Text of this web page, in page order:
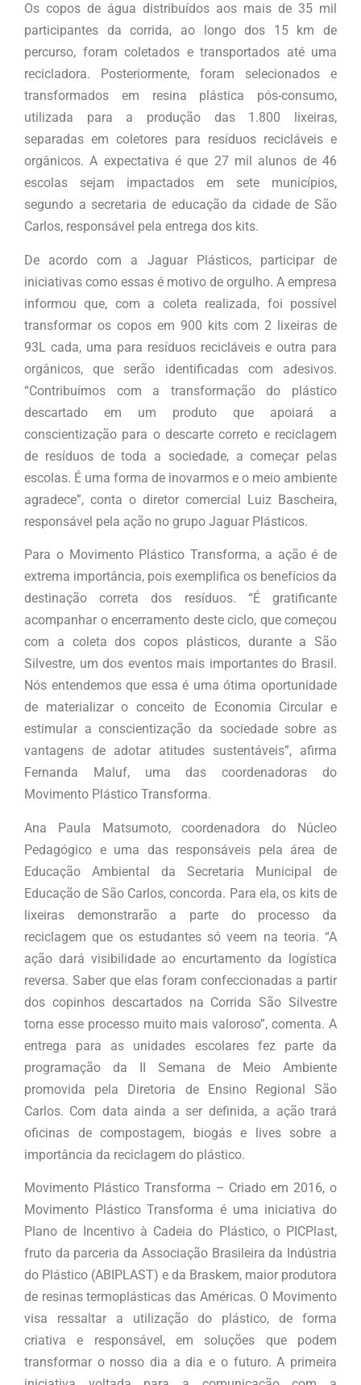
Os copos de água distribuídos aos mais de 35 mil
participantes da corrida, ao longo dos 15 km de
percurso, foram coletados e transportados até uma
recicladora. Posteriormente, foram selecionados e
transformados em resina plástica pós-consumo,
utilizada para a produção das 1.800 lixeiras,
separadas em coletores para resíduos recicláveis e
orgânicos. A expectativa é que 27 mil alunos de 46
escolas sejam impactados em sete municípios,
segundo a secretaria de educação da cidade de São
Carlos, responsável pela entrega dos kits.
De acordo com a Jaguar Plásticos, participar de
iniciativas como essas é motivo de orgulho. A empresa
informou que, com a coleta realizada, foi possível
transformar os copos em 900 kits com 2 lixeiras de
93L cada, uma para resíduos recicláveis e outra para
orgânicos, que serão identificadas com adesivos.
“Contribuímos com a transformação do plástico
descartado em um produto que apoiará a
conscientização para o descarte correto e reciclagem
de resíduos de toda a sociedade, a começar pelas
escolas. É uma forma de inovarmos e o meio ambiente
agradece”, conta o diretor comercial Luiz Bascheira,
responsável pela ação no grupo Jaguar Plásticos.
Para o Movimento Plástico Transforma, a ação é de
extrema importância, pois exemplifica os benefícios da
destinação correta dos resíduos. “É gratificante
acompanhar o encerramento deste ciclo, que começou
com a coleta dos copos plásticos, durante a São
Silvestre, um dos eventos mais importantes do Brasil.
Nós entendemos que essa é uma ótima oportunidade
de materializar o conceito de Economia Circular e
estimular a conscientização da sociedade sobre as
vantagens de adotar atitudes sustentáveis”, afirma
Fernanda Maluf, uma das coordenadoras do
Movimento Plástico Transforma.
Ana Paula Matsumoto, coordenadora do Núcleo
Pedagógico e uma das responsáveis pela área de
Educação Ambiental da Secretaria Municipal de
Educação de São Carlos, concorda. Para ela, os kits de
lixeiras demonstrarão a parte do processo da
reciclagem que os estudantes só veem na teoria. “A
ação dará visibilidade ao encurtamento da logística
reversa. Saber que elas foram confeccionadas a partir
dos copinhos descartados na Corrida São Silvestre
torna esse processo muito mais valoroso”, comenta. A
entrega para as unidades escolares fez parte da
programação da II Semana de Meio Ambiente
promovida pela Diretoria de Ensino Regional São
Carlos. Com data ainda a ser definida, a ação trará
oficinas de compostagem, biogás e lives sobre a
importância da reciclagem do plástico.
Movimento Plástico Transforma – Criado em 2016, o
Movimento Plástico Transforma é uma iniciativa do
Plano de Incentivo à Cadeia do Plástico, o PICPlast,
fruto da parceria da Associação Brasileira da Indústria
do Plástico (ABIPLAST) e da Braskem, maior produtora
de resinas termoplásticas das Américas. O Movimento
visa ressaltar a utilização do plástico, de forma
criativa e responsável, em soluções que podem
transformar o nosso dia a dia e o futuro. A primeira